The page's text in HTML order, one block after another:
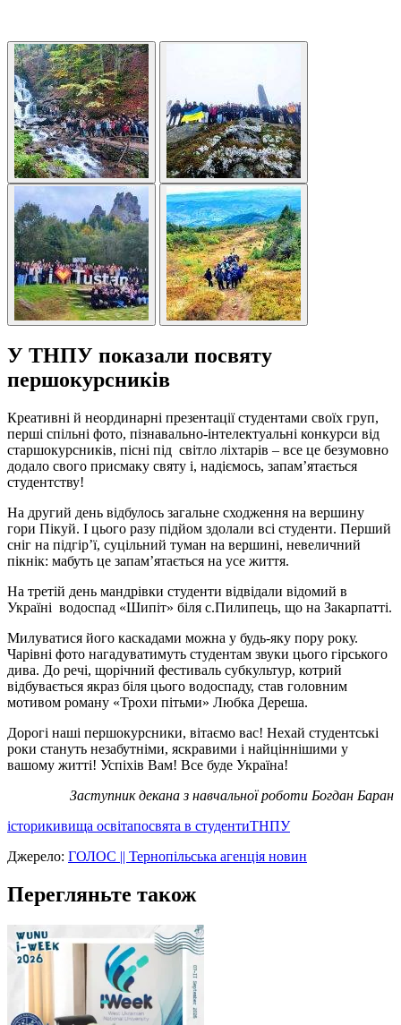
У ТНПУ показали посвяту
першокурсників
Креативні й неординарні презентації студентами своїх груп,
перші спільні фото, пізнавально-інтелектуальні конкурси від
старшокурсників, пісні під світло ліхтарів – все це безумовно
додало свого присмаку святу і, надіємось, запам’ятається
студентству!
На другий день відбулось загальне сходження на вершину
гори Пікуй. І цього разу підйом здолали всі студенти. Перший
сніг на підгір’ї, суцільний туман на вершині, невеличний
пікнік: мабуть це запам’ятається на усе життя.
На третій день мандрівки студенти відвідали відомий в
Україні водоспад «Шипіт» біля с.Пилипець, що на Закарпатті.
Милуватися його каскадами можна у будь-яку пору року.
Чарівні фото нагадуватимуть студентам звуки цього гірського
дива. До речі, щорічний фестиваль субкультур, котрий
відбувається якраз біля цього водоспаду, став головним
мотивом роману «Трохи пітьми» Любка Дереша.
Дорогі наші першокурсники, вітаємо вас! Нехай студентські
роки стануть незабутніми, яскравими і найціннішими у
вашому житті! Успіхів Вам! Все буде Україна!
Заступник декана з навчальної роботи Богдан Баран
історикивища освітапосвята в студентиТНПУ
Джерело: ГОЛОС || Тернопільська агенція новин
Перегляньте також